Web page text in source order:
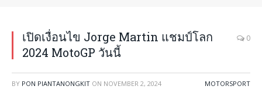
เปิดเงื่อนไข Jorge Martin แชมป์โลก
2024 MotoGP วันนี้
0
BY PON PIANTANONGKIT ON NOVEMBER 2, 2024 MOTORSPORT